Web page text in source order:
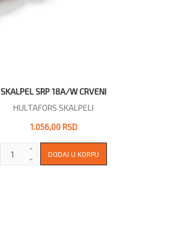
SKALPEL SRP 18A/W CRVENI
HULTAFORS SKALPELI
1.056,00 RSD